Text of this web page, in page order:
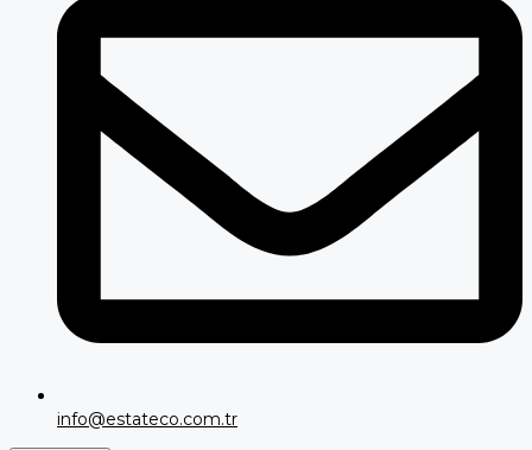
info@estateco.com.tr